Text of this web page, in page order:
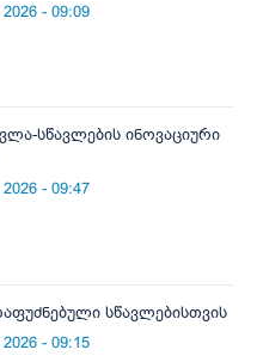
- 09:09
სწავლების ინოვაციური
- 09:47
სწავლებისთვის
- 09:15